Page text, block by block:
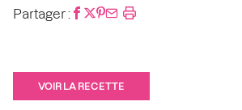
Partager :
VOIR LA RECETTE